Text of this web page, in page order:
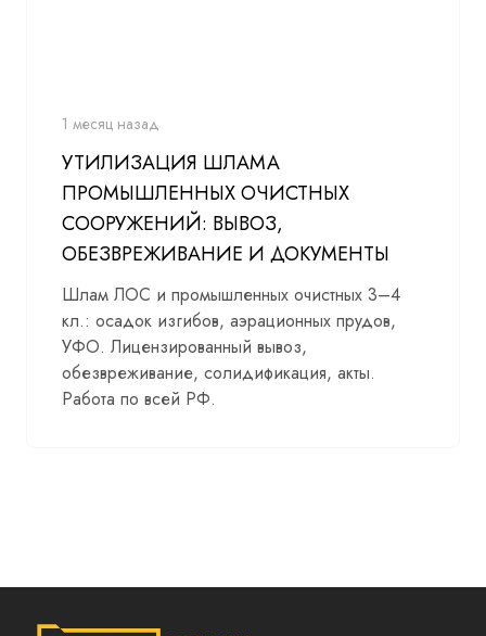
1 месяц назад
УТИЛИЗАЦИЯ ШЛАМА
ПРОМЫШЛЕННЫХ ОЧИСТНЫХ
СООРУЖЕНИЙ: ВЫВОЗ,
ОБЕЗВРЕЖИВАНИЕ И ДОКУМЕНТЫ
Шлам ЛОС и промышленных очистных 3–4
кл.: осадок изгибов, аэрационных прудов,
УФО. Лицензированный вывоз,
обезвреживание, солидификация, акты.
Работа по всей РФ.